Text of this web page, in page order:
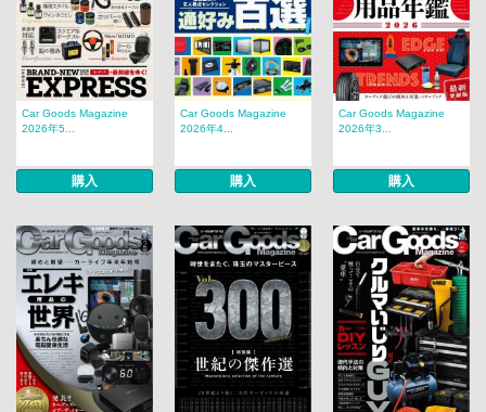
Car Goods Magazine
2026年5...
購入
Car Goods Magazine
2026年4...
購入
Car Goods Magazine
2026年3...
購入